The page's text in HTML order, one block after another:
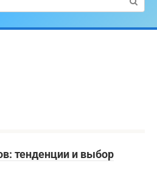
тенденции и выбор